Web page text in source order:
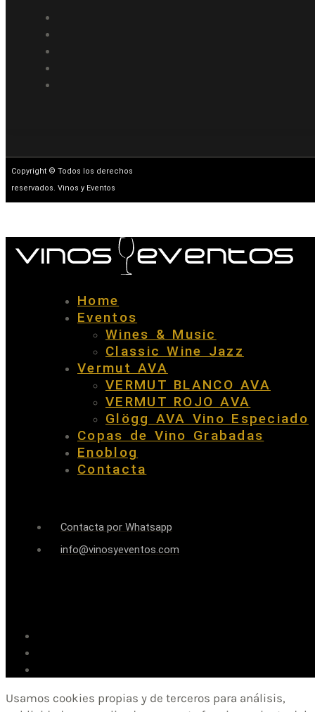
Copyright © Todos los derechos
reservados. Vinos y Eventos
Home
Eventos
Wines & Music
Classic Wine Jazz
Vermut AVA
VERMUT BLANCO AVA
VERMUT ROJO AVA
Glögg AVA Vino Especiado
Copas de Vino Grabadas
Enoblog
Contacta
Contacta por Whatsapp
info@vinosyeventos.com
Usamos cookies propias y de terceros para análisis,